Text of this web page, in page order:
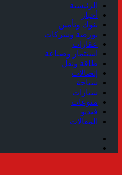
الرئيسية
أخبار
بنوك وتأمين
بورصة وشركات
عقارات
استثمار وصناعة
طاقة ونقل
إتصالات
سياحة
سيارات
منوعات
فيديو
المقالات